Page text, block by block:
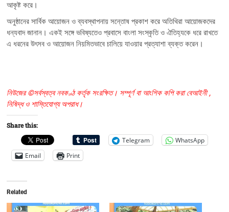
আকৃষ্ট করে।
অনুষ্ঠানের সার্বিক আয়োজন ও ব্যবস্থাপনায় সন্তোষ প্রকাশ করে অতিথিরা আয়োজকদের
ধন্যবাদ জানান। একই সঙ্গে ভবিষ্যতেও প্রবাসে বাংলা সংস্কৃতি ও ঐতিহ্যকে ধরে রাখতে
এ ধরনের উৎসব ও আয়োজন নিয়মিতভাবে চালিয়ে যাওয়ার প্রত্যাশা ব্যক্ত করেন।
নিউজের ©সর্বস্বত্ব নবকণ্ঠ কর্তৃক সংরক্ষিত। সম্পূর্ণ বা আংশিক কপি করা বেআইনী ,
নিষিদ্ধ ও শাস্তিযোগ্য অপরাধ।
Share this:
Telegram
WhatsApp
Email
Print
Related